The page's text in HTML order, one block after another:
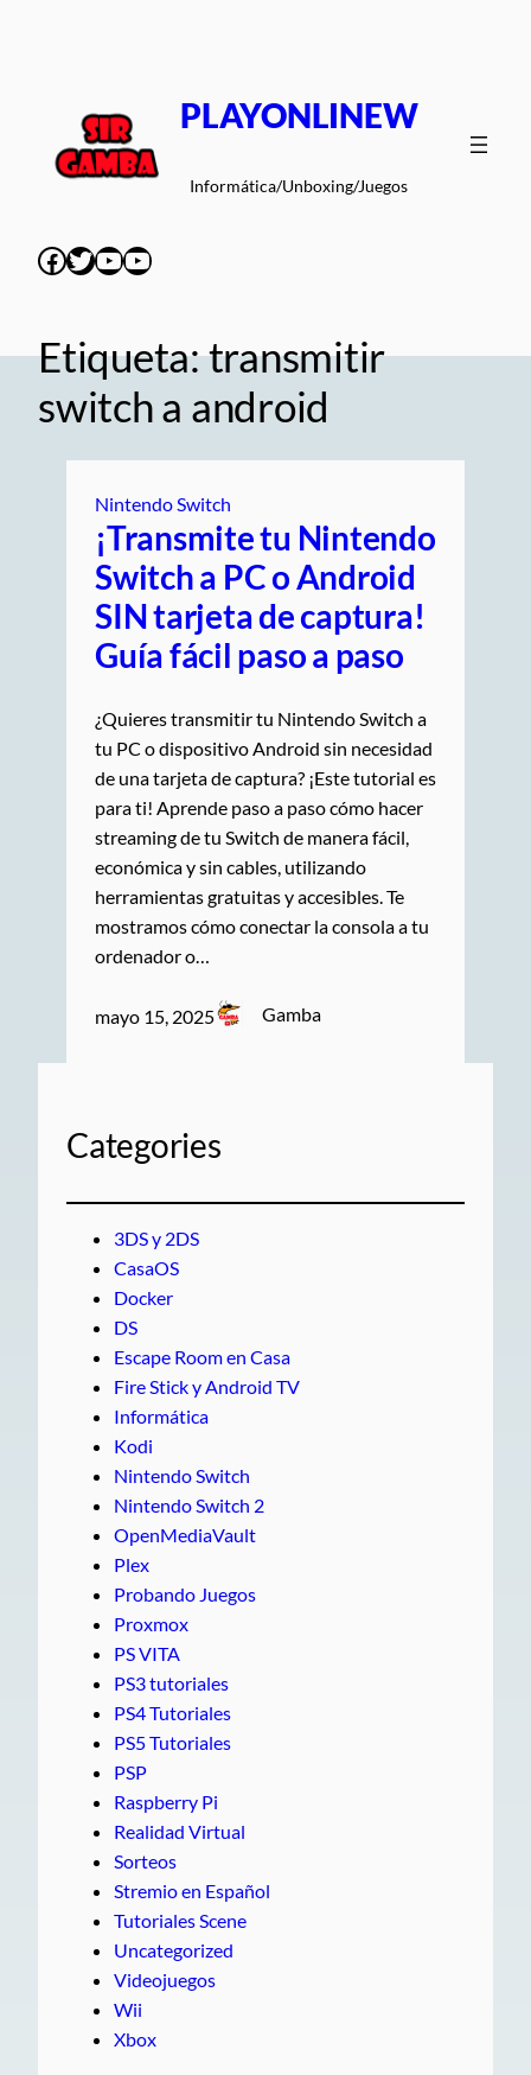
PLAYONLINEW
Informática/Unboxing/Juegos
Facebook
Twitter
YouTube
YouTube
Etiqueta:transmitir
switch a android
Nintendo Switch
¡Transmite tu Nintendo
Switch a PC o Android
SIN tarjeta de captura!
Guía fácil paso a paso
¿Quieres transmitir tu Nintendo Switch a
tu PC o dispositivo Android sin necesidad
de una tarjeta de captura? ¡Este tutorial es
para ti! Aprende paso a paso cómo hacer
streaming de tu Switch de manera fácil,
económica y sin cables, utilizando
herramientas gratuitas y accesibles. Te
mostramos cómo conectar la consola a tu
ordenador o…
mayo 15, 2025 Gamba
Categories
3DS y 2DS
CasaOS
Docker
DS
Escape Room en Casa
Fire Stick y Android TV
Informática
Kodi
Nintendo Switch
Nintendo Switch 2
OpenMediaVault
Plex
Probando Juegos
Proxmox
PS VITA
PS3 tutoriales
PS4 Tutoriales
PS5 Tutoriales
PSP
Raspberry Pi
Realidad Virtual
Sorteos
Stremio en Español
Tutoriales Scene
Uncategorized
Videojuegos
Wii
Xbox